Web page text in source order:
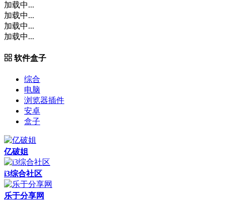
加载中...
加载中...
加载中...
加载中...
软件盒子
综合
电脑
浏览器插件
安卓
盒子
亿破姐
i3综合社区
乐于分享网